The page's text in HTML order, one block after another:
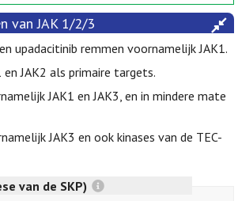
van JAK 1/2/3
upadacitinib remmen voornamelijk JAK1.
JAK2 als primaire targets.
JAK1 en JAK3, en in mindere mate
JAK3 en ook kinases van de TEC-
van de SKP)